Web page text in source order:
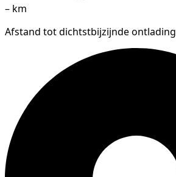
– km
Afstand tot dichtstbijzijnde ontlading